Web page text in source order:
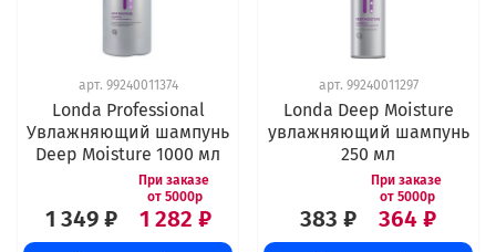
арт. 99240011374
Londa Professional
Увлажняющий шампунь
Deep Moisture 1000 мл
1 349 ₽ 1 282 ₽
арт. 99240011297
Londa Deep Moisture
увлажняющий шампунь
250 мл
383 ₽ 364 ₽